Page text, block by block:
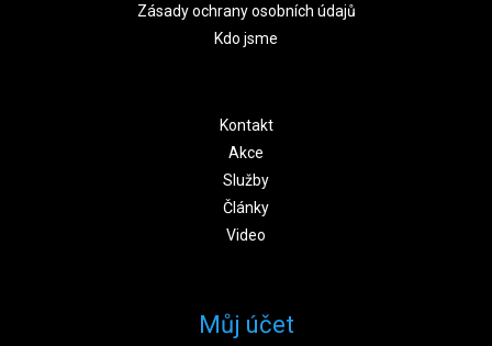
Zásady ochrany osobních údajů
Kdo jsme
Kontakt
Akce
Služby
Články
Video
Můj účet